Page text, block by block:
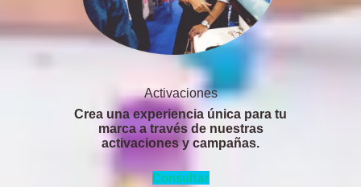
Activaciones
Crea una experiencia única para tu
marca a través de nuestras
activaciones y campañas.
Consultar